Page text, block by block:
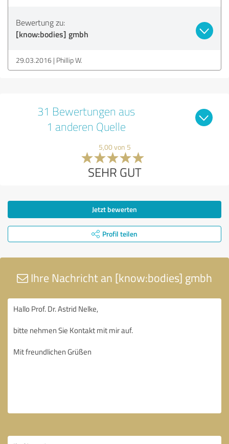
Bewertung zu:
[know:bodies] gmbh
29.03.2016 Phillip W.
31 Bewertungen aus
1 anderen Quelle
5,00 von 5
SEHR GUT
Jetzt bewerten
Profil teilen
Ihre Nachricht an [know:bodies] gmbh